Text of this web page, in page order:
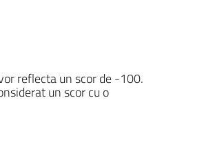
reflecta un scor de -100.
un scor cu o